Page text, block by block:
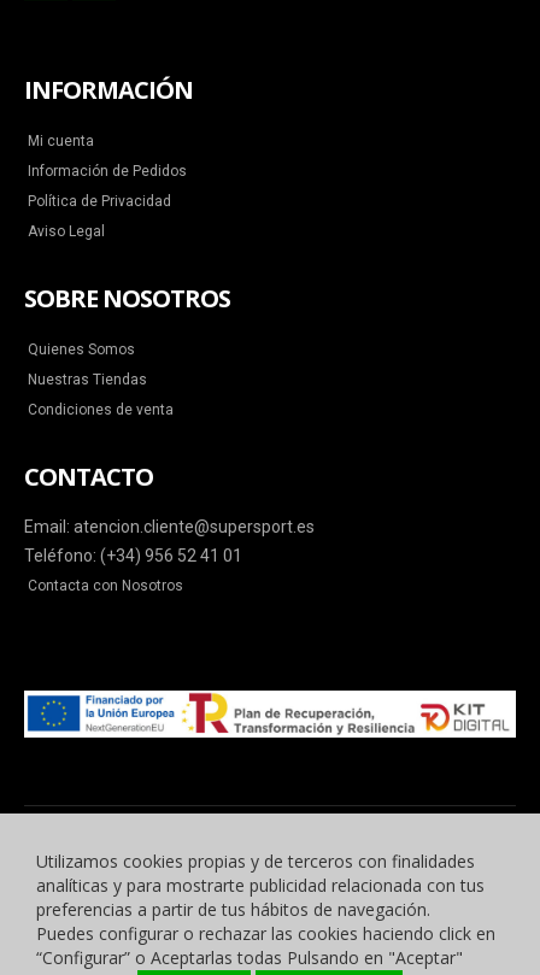
INFORMACIÓN
Mi cuenta
Información de Pedidos
Política de Privacidad
Aviso Legal
SOBRE NOSOTROS
Quienes Somos
Nuestras Tiendas
Condiciones de venta
CONTACTO
Email: atencion.cliente@supersport.es
Teléfono: (+34) 956 52 41 01
Contacta con Nosotros
© 2015 -2023 Benyben Ropa Deportiva. Todos los derechos reservados.
Utilizamos cookies propias y de terceros con finalidades
analíticas y para mostrarte publicidad relacionada con tus
preferencias a partir de tus hábitos de navegación.
Puedes configurar o rechazar las cookies haciendo click en
“Configurar” o Aceptarlas todas Pulsando en "Aceptar"